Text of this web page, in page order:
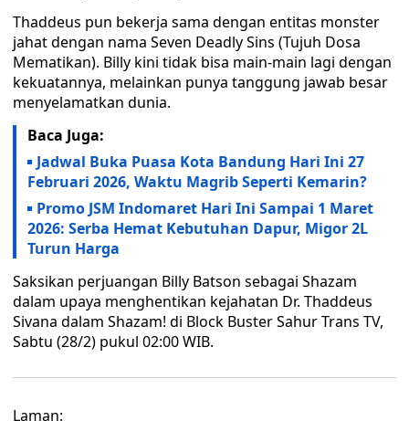
Thaddeus pun bekerja sama dengan entitas monster
jahat dengan nama Seven Deadly Sins (Tujuh Dosa
Mematikan). Billy kini tidak bisa main-main lagi dengan
kekuatannya, melainkan punya tanggung jawab besar
menyelamatkan dunia.
Baca Juga:
Jadwal Buka Puasa Kota Bandung Hari Ini 27
Februari 2026, Waktu Magrib Seperti Kemarin?
Promo JSM Indomaret Hari Ini Sampai 1 Maret
2026: Serba Hemat Kebutuhan Dapur, Migor 2L
Turun Harga
Saksikan perjuangan Billy Batson sebagai Shazam
dalam upaya menghentikan kejahatan Dr. Thaddeus
Sivana dalam Shazam! di Block Buster Sahur Trans TV,
Sabtu (28/2) pukul 02:00 WIB.
Laman: